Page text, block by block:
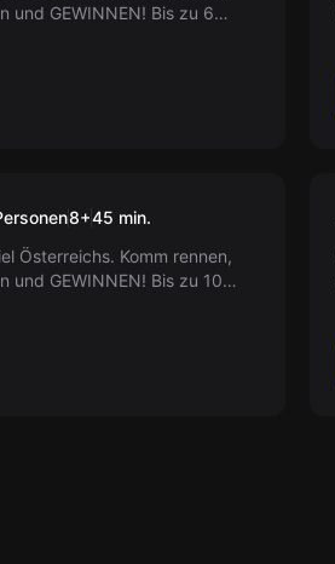
und GEWINNEN! Bis zu 6
XL 8+45 min.
Österreichs. Komm rennen,
und GEWINNEN! Bis zu 10